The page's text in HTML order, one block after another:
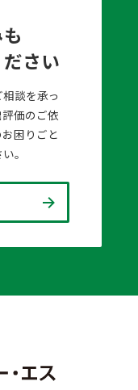
さい
談を承っ
価のご依
困りごと
。